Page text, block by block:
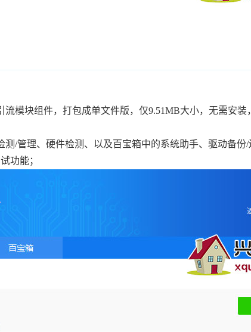
模块组件，打包成单文件版，仅9.51MB大小，无需安装
/管理、硬件检测、以及百宝箱中的系统助手、驱动备份
功能；